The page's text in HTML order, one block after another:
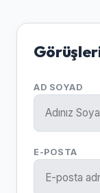
AD SOYAD
E-POSTA